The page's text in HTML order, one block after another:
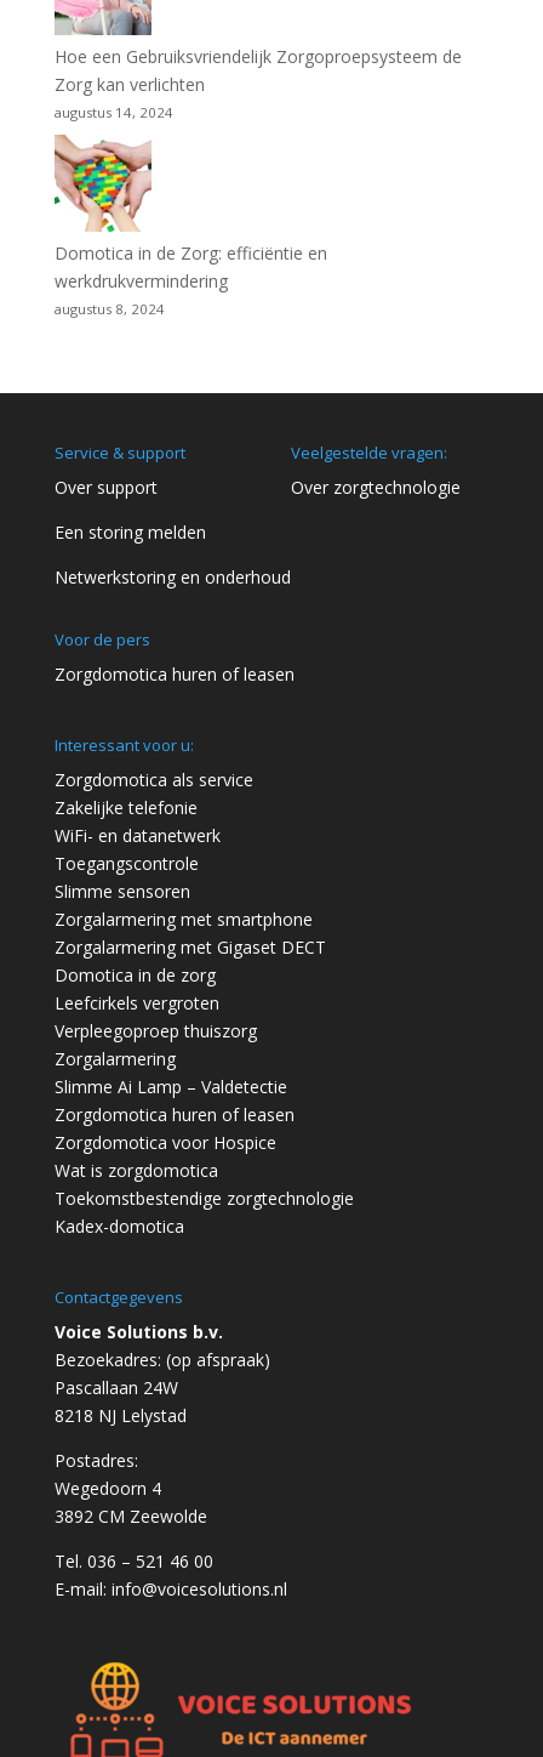
Hoe een Gebruiksvriendelijk Zorgoproepsysteem de
Zorg kan verlichten
augustus 14, 2024
Domotica in de Zorg: efficiëntie en
werkdrukvermindering
augustus 8, 2024
Service & support
Over support
Een storing melden
Netwerkstoring en onderhoud
Veelgestelde vragen:
Over zorgtechnologie
Voor de pers
Zorgdomotica huren of leasen
Interessant voor u:
Zorgdomotica als service
Zakelijke telefonie
WiFi- en datanetwerk
Toegangscontrole
Slimme sensoren
Zorgalarmering met smartphone
Zorgalarmering met Gigaset DECT
Domotica in de zorg
Leefcirkels vergroten
Verpleegoproep thuiszorg
Zorgalarmering
Slimme Ai Lamp – Valdetectie
Zorgdomotica huren of leasen
Zorgdomotica voor Hospice
Wat is zorgdomotica
Toekomstbestendige zorgtechnologie
Kadex-domotica
Contactgegevens
Voice Solutions b.v.
Bezoekadres: (op afspraak)
Pascallaan 24W
8218 NJ Lelystad
Postadres:
Wegedoorn 4
3892 CM Zeewolde
Tel. 036 – 521 46 00
E-mail: info@voicesolutions.nl